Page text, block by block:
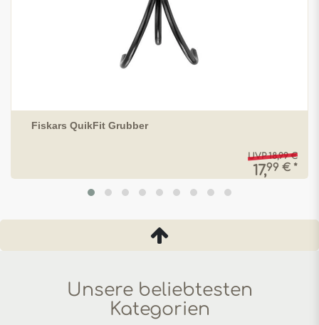
Fiskars QuikFit Grubber
UVP 18,99 €
17,99 € *
Unsere beliebtesten
Kategorien